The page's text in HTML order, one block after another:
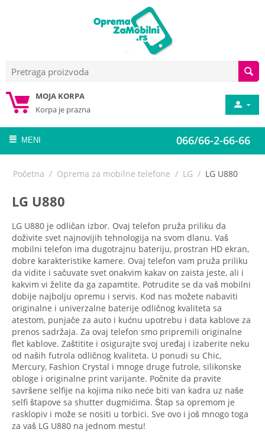
MOJA KORPA
Korpa je prazna
066/66-2-66-66
MENI
Početna / Oprema za mobilne telefone / LG / LG U880
LG U880
LG U880 je odličan izbor. Ovaj telefon pruža priliku da
doživite svet najnovijih tehnologija na svom dlanu. Vaš
mobilni telefon ima dugotrajnu bateriju, prostran HD ekran,
dobre karakteristike kamere. Ovaj telefon vam pruža priliku
da vidite i sačuvate svet onakvim kakav on zaista jeste, ali i
kakvim vi želite da ga zapamtite. Potrudite se da vaš mobilni
dobije najbolju opremu i servis. Kod nas možete nabaviti
originalne i univerzalne baterije odličnog kvaliteta sa
atestom, punjače za auto i kućnu upotrebu i data kablove za
prenos sadržaja. Za ovaj telefon smo pripremili originalne
flet kablove. Zaštitite i osigurajte svoj uređaj i izaberite neku
od naših futrola odličnog kvaliteta. U ponudi su Chic,
Mercury, Fashion Crystal i mnoge druge futrole, silikonske
obloge i originalne print varijante. Počnite da pravite
savršene selfije na kojima niko neće biti van kadra uz naše
selfi štapove sa shutter dugmićima. Štap sa opremom je
rasklopiv i može se nositi u torbici. Sve ovo i još mnogo toga
za vaš LG U880 na jednom mestu!